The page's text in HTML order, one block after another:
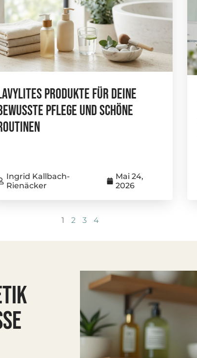
Produkte Für Deine
Pflege Und Schöne
Ingrid Kallbach-
Rienäcker
Mai 24,
2026
1 2 3 4